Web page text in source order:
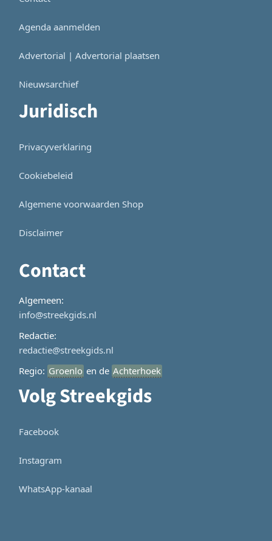
Agenda aanmelden
Advertorial | Advertorial plaatsen
Nieuwsarchief
Juridisch
Privacyverklaring
Cookiebeleid
Algemene voorwaarden Shop
Disclaimer
Contact
Algemeen:
info@streekgids.nl
Redactie:
redactie@streekgids.nl
Regio: Groenlo en de Achterhoek
Volg Streekgids
Facebook
Instagram
WhatsApp-kanaal